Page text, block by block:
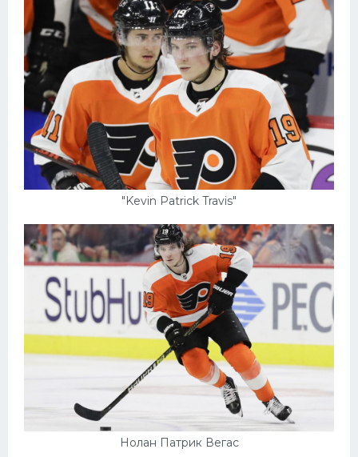
"Kevin Patrick Travis"
Нолан Патрик Вегас